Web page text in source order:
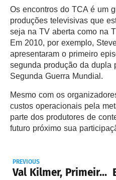
Os encontros do TCA é um
produções televisivas que
seja na TV aberta como na
Em 2010, por exemplo,
apresentaram o primeiro
segunda produção da dupla
Segunda Guerra Mundial.
Mesmo com os
custos operacionais pela
parte dos produtores de
futuro próximo sua
PREVIOUS
Val Kilmer, Primeiros Passos